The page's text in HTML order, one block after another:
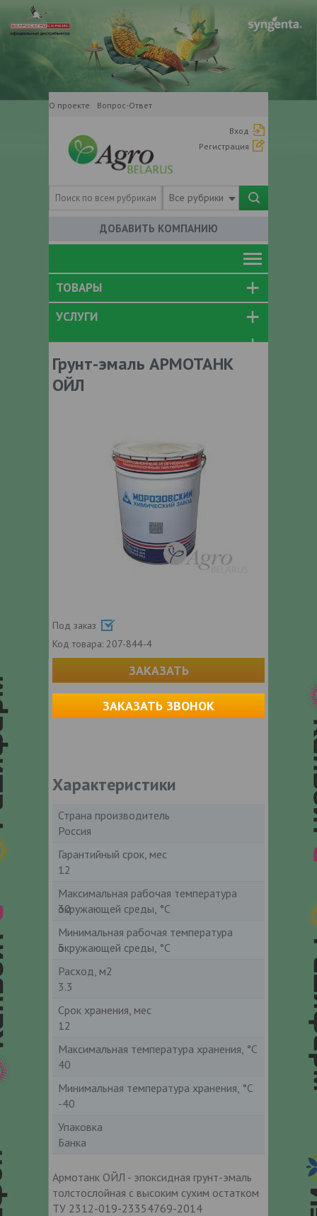
О проекте Вопрос-Ответ
Вход
Регистрация
Все рубрики
ДОБАВИТЬ КОМПАНИЮ
ТОВАРЫ
УСЛУГИ
Грунт-эмаль АРМОТАНК
ОЙЛ
Под заказ
Код товара: 207-844-4
ЗАКАЗАТЬ
ЗАКАЗАТЬ ЗВОНОК
Характеристики
Страна производитель
Россия
Гарантийный срок, мес
12
Максимальная рабочая температура
окружающей среды, °С
30
Минимальная рабочая температура
окружающей среды, °С
5
Расход, м2
3.3
Срок хранения, мес
12
Максимальная температура хранения, °С
40
Минимальная температура хранения, °С
-40
Упаковка
Банка
Армотанк ОЙЛ - эпоксидная грунт-эмаль
толстослойная с высоким сухим остатком
ТУ 2312-019-23354769-2014